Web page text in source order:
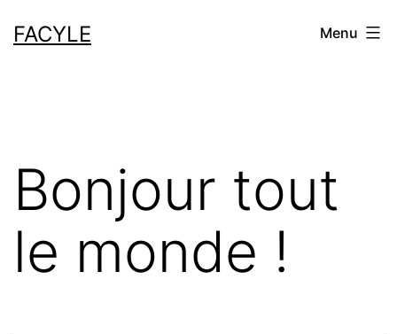
auFACYLE Menu
Bonjour tout
le monde !